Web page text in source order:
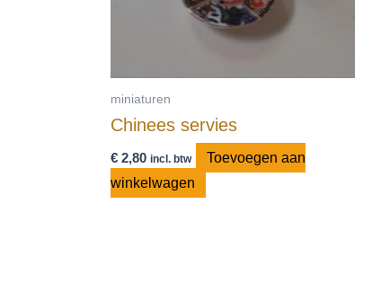
miniaturen
Chinees servies
€ 2,80 incl. btw
Toevoegen aan
winkelwagen